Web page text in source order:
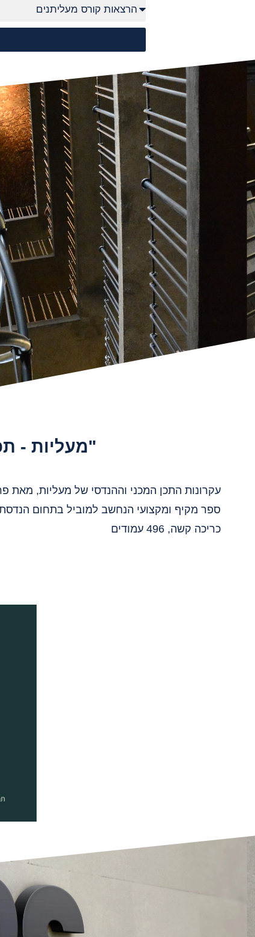
"מעליות -
עקרונות התכן המכני וההנדסי של מעליות, מאת
ספר מקיף ומקצועי הנחשב למוביל בתחום
כריכה קשה, 496 עמודים